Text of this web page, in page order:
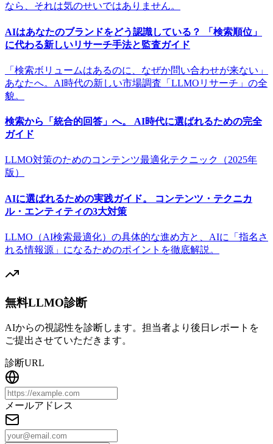
なら、それは気のせいではありません。
AIはあなたのブランドをどう認識している？ 「検索順位」
に代わる新しいリサーチ手法と監査ガイド
「検索ボリュームはあるのに、なぜか問い合わせが来ない」
あなたへ。AI時代の新しい市場調査「LLMOリサーチ」の全
貌。
検索から「統合的回答」へ。 AI時代に選ばれるための完全
ガイド
LLMO対策のためのコンテンツ最適化テクニック（2025年
版）
AIに選ばれるための実践ガイド。 コンテンツ・テクニカ
ル・エンティティの3大対策
LLMO（AI検索最適化）の具体的な進め方と、AIに「指名さ
れる情報源」になるためのポイントを徹底解説。
無料LLMO診断
AIからの視認性を診断します。担当者より後日レポートを
ご提出させていただきます。
診断URL
メールアドレス